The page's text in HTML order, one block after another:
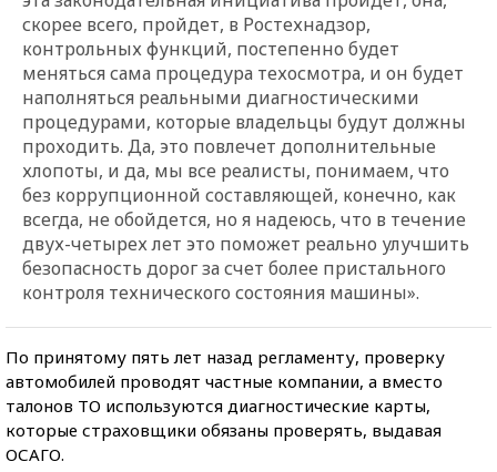
скорее всего, пройдет, в Ростехнадзор,
контрольных функций, постепенно будет
меняться сама процедура техосмотра, и он будет
наполняться реальными диагностическими
процедурами, которые владельцы будут должны
проходить. Да, это повлечет дополнительные
хлопоты, и да, мы все реалисты, понимаем, что
без коррупционной составляющей, конечно, как
всегда, не обойдется, но я надеюсь, что в течение
двух-четырех лет это поможет реально улучшить
безопасность дорог за счет более пристального
контроля технического состояния машины».
По принятому пять лет назад регламенту, проверку
автомобилей проводят частные компании, а вместо
талонов ТО используются диагностические карты,
которые страховщики обязаны проверять, выдавая
ОСАГО.